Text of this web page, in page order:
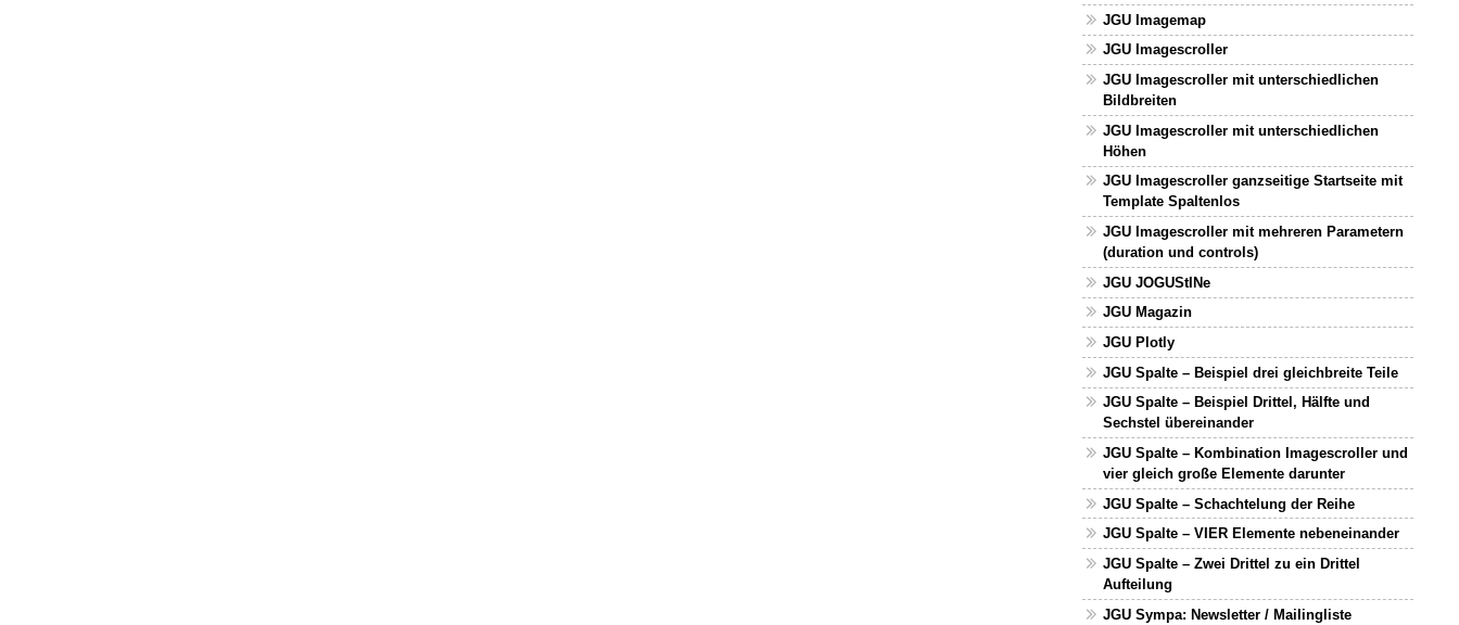
JGU Imagemap
JGU Imagescroller
JGU Imagescroller mit unterschiedlichen
Bildbreiten
JGU Imagescroller mit unterschiedlichen
Höhen
JGU Imagescroller ganzseitige Startseite mit
Template Spaltenlos
JGU Imagescroller mit mehreren Parametern
(duration und controls)
JGU JOGUStINe
JGU Magazin
JGU Plotly
JGU Spalte – Beispiel drei gleichbreite Teile
JGU Spalte – Beispiel Drittel, Hälfte und
Sechstel übereinander
JGU Spalte – Kombination Imagescroller und
vier gleich große Elemente darunter
JGU Spalte – Schachtelung der Reihe
JGU Spalte – VIER Elemente nebeneinander
JGU Spalte – Zwei Drittel zu ein Drittel
Aufteilung
JGU Sympa: Newsletter / Mailingliste